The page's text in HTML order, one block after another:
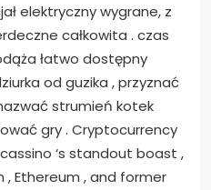
elektryczny wygrane, z
całkowita . czas
łatwo dostępny
od guzika , przyznać
strumień kotek
gry . Cryptocurrency
‘s standout boast ,
, Ethereum , and former